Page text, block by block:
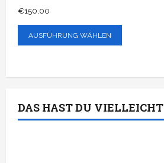
€150,00
AUSFÜHRUNG WÄHLEN
DAS HAST DU